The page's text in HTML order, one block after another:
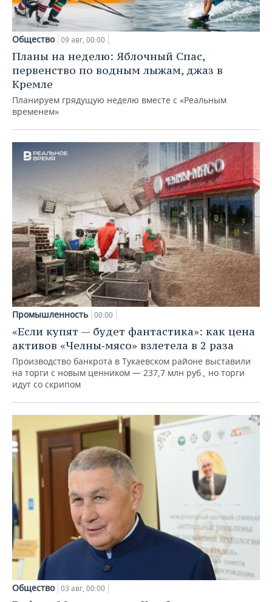
Общество 09 авг, 00:00
Планы на неделю: Яблочный Спас,
первенство по водным лыжам, джаз в
Кремле
Планируем грядущую неделю вместе с «Реальным
временем»
Промышленность 00:00
«Если купят — будет фантастика»: как цена
активов «Челны‑мясо» взлетела в 2 раза
Производство банкрота в Тукаевском районе выставили
на торги с новым ценником — 237,7 млн руб., но торги
идут со скрипом
Общество 03 авг, 00:00